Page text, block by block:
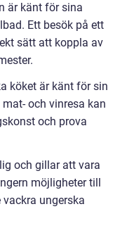
är känt för sina
Ett besök på ett
sätt att koppla av
köket är känt för sin
och vinresa kan
och prova
och gillar att vara
möjligheter till
ungerska